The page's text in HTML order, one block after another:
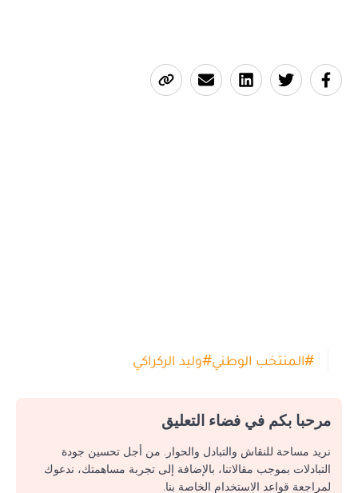
#المنتخب الوطني#وليد الركراكي
مرحبا بكم في فضاء التعليق
نريد مساحة للنقاش والتبادل والحوار. من أجل تحسين جودة
التبادلات بموجب مقالاتنا، بالإضافة إلى تجربة مساهمتك، ندعوك
لمراجعة قواعد الاستخدام الخاصة بنا.